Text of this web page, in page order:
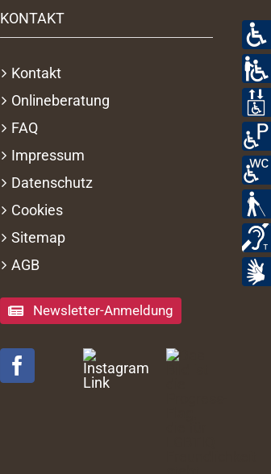
KONTAKT
Kontakt
Onlineberatung
FAQ
Impressum
Datenschutz
Cookies
Sitemap
AGB
Newsletter-Anmeldung